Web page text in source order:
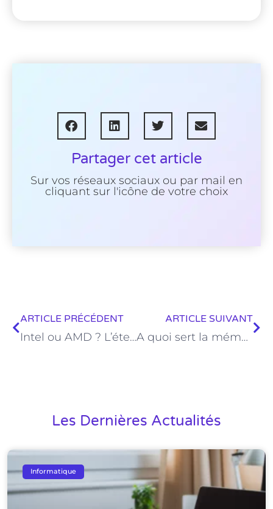
Partager cet article
Sur vos réseaux sociaux ou par mail en
cliquant sur l'icône de votre choix
ARTICLE PRÉCÉDENT
Intel ou AMD ? L’éternelle question
ARTICLE SUIVANT
A quoi sert la mémoire RAM dans un ordinateur ?
Les Dernières Actualités
Informatique